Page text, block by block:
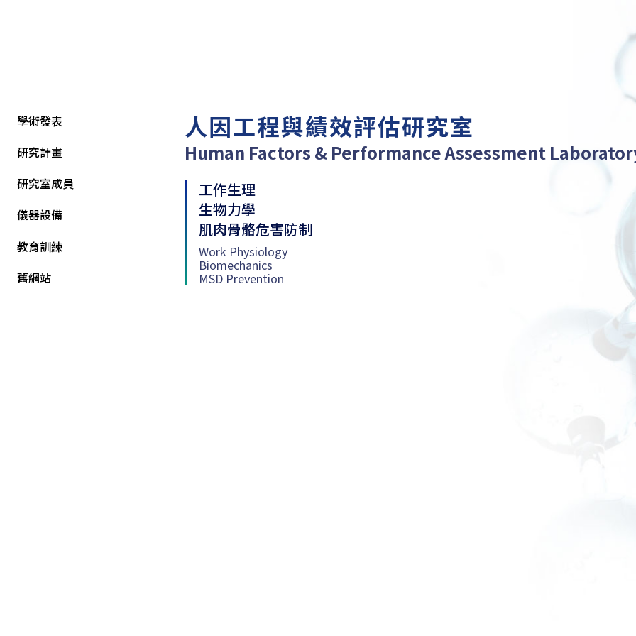
學術發表
研究計畫
研究室成員
儀器設備
教育訓練
舊網站
人因工程與績效評估研究室
Human Factors & Performance Assessment
工作生理
生物力學
肌肉骨骼危害防制
Work Physiology
Biomechanics
MSD Prevention